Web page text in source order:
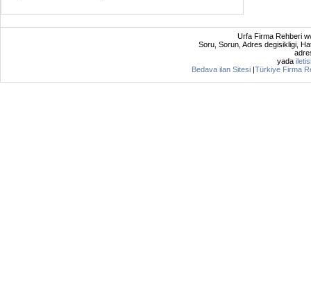
Urfa Firma Rehberi
Soru, Sorun, Adres degisikligi,
yada
Bedava ilan Sitesi |Türkiye Firma